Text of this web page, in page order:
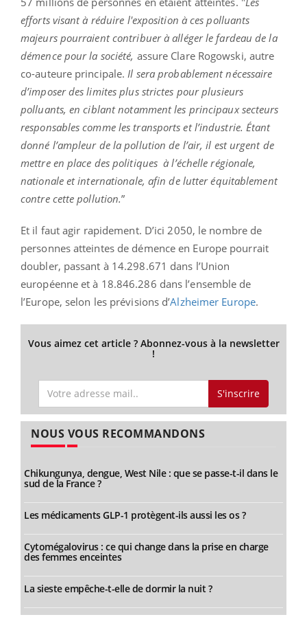
efforts visant à réduire l'exposition à ces polluants
majeurs pourraient contribuer à alléger le fardeau de la
démence pour la société, assure Clare Rogowski, autre
co-auteure principale. Il sera probablement nécessaire
d’imposer des limites plus strictes pour plusieurs
polluants, en ciblant notamment les principaux secteurs
responsables comme les transports et l’industrie. Étant
donné l’ampleur de la pollution de l’air, il est urgent de
mettre en place des politiques à l’échelle régionale,
nationale et internationale, afin de lutter équitablement
contre cette pollution.”
Et il faut agir rapidement. D’ici 2050, le nombre de
personnes atteintes de démence en Europe pourrait
doubler, passant à 14.298.671 dans l’Union
européenne et à 18.846.286 dans l’ensemble de
l’Europe, selon les prévisions d’Alzheimer Europe.
Vous aimez cet article ? Abonnez-vous à la newsletter
!
S'inscrire
NOUS VOUS RECOMMANDONS
Chikungunya, dengue, West Nile : que se passe-t-il dans le
sud de la France ?
Les médicaments GLP-1 protègent-ils aussi les os ?
Cytomégalovirus : ce qui change dans la prise en charge
des femmes enceintes
La sieste empêche-t-elle de dormir la nuit ?